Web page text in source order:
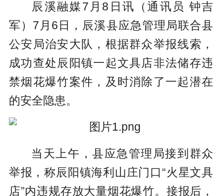
辰溪融媒7月8日讯（通讯员 钟吉
军）7月6日，辰溪县应急管理局联合县
公安局治安大队，根据群众举报线索，
成功查处辰阳镇一起文具店非法储存违
禁烟花爆竹案件，及时消除了一起潜在
的安全隐患。
当天上午，县应急管理局接到群众
举报，称辰阳镇海利山庄门口“火星文具
店”内违规存放大量烟花爆竹。接报后，